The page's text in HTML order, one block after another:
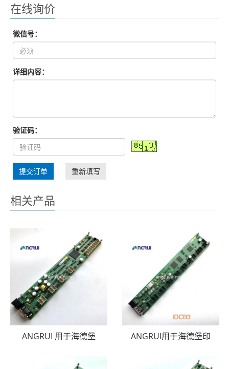
在线询价
微信号：
详细内容：
验证码：
提交订单 重新填写
相关产品
ANGRUI 用于海德堡 ANGRUI用于海德堡印